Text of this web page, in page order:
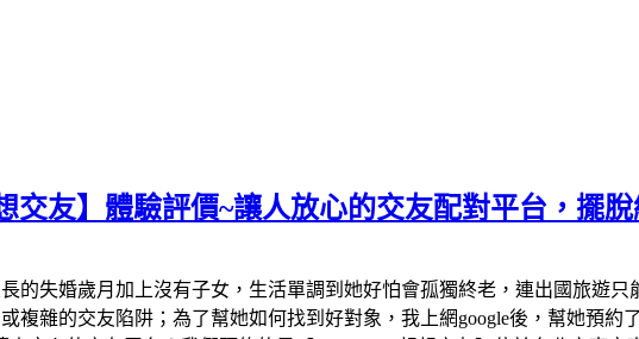
交友】體驗評價~讓人放心的交友配對平台，擺
的失婚歲月加上沒有子女，生活單調到她好怕會孤獨終老，連出國旅遊
複雜的交友陷阱；為了幫她如何找到好對象，我上網google後，幫她預約